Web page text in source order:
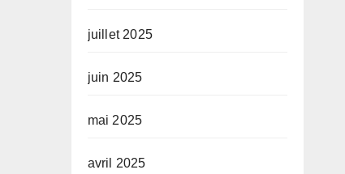
juillet 2025
juin 2025
mai 2025
avril 2025